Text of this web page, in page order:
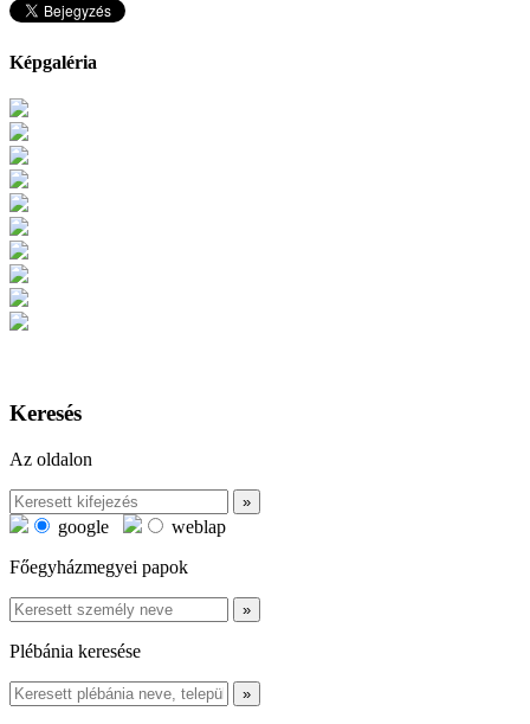
Képgaléria
Keresés
Az oldalon
google
weblap
Főegyházmegyei papok
Plébánia keresése